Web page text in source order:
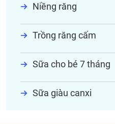
Niềng răng
Trồng răng cấm
Sữa cho bé 7 tháng
Sữa giàu canxi